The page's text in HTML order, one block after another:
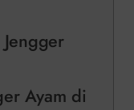
Ayam di